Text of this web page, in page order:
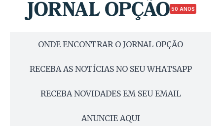
50 ANOS
ONDE ENCONTRAR O JORNAL OPÇÃO
RECEBA AS NOTÍCIAS NO SEU WHATSAPP
RECEBA NOVIDADES EM SEU EMAIL
ANUNCIE AQUI